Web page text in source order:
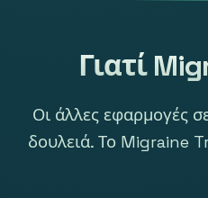
Γιατί
Οι άλλες εφαρμογές
δουλειά. Το Migraine